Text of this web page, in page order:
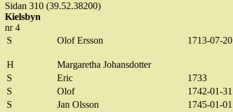
Sidan 310 (39.52.38200)
Kielsbyn
nr 4
S
Olof Ersson 1713-07-20
H
Margaretha Johansdotter
S
Eric 1733
S
Olof 1742-01-31
S
Jan Olsson
1745-01-01